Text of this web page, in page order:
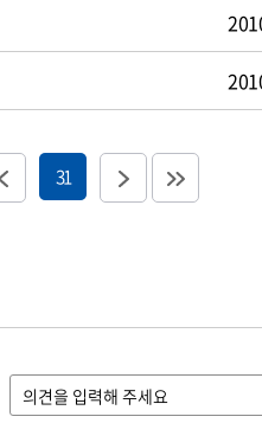
31